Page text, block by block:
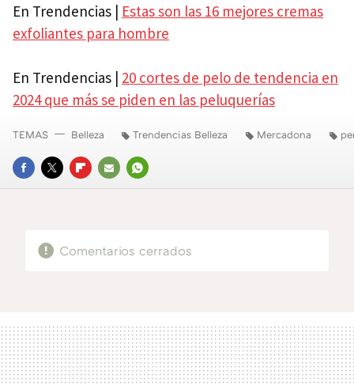
En Trendencias | Estas son las 16 mejores cremas
exfoliantes para hombre
En Trendencias | 20 cortes de pelo de tendencia en
2024 que más se piden en las peluquerías
FACEBOOK
TWITTERFLIPBOARD
E-
WHATSAPP
TEMAS Belleza Trendencias Belleza Mercadona
Comentarios cerrados